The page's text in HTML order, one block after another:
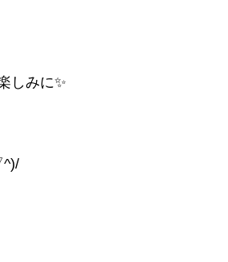
しみに✨